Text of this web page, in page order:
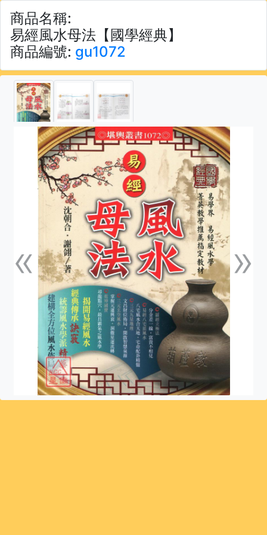
商品名稱:
易經風水母法【國學經典】
商品編號: gu1072
«上一張 »下一